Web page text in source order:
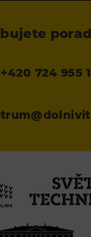
+420 724 955